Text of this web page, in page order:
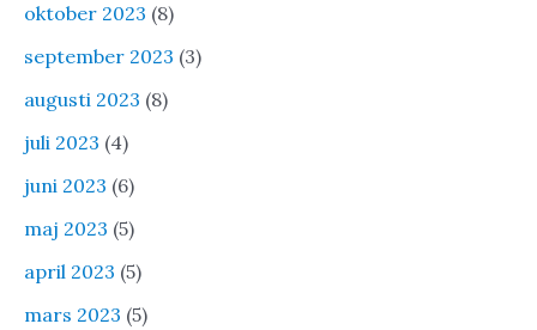
oktober 2023 (8)
september 2023 (3)
augusti 2023 (8)
juli 2023 (4)
juni 2023 (6)
maj 2023 (5)
april 2023 (5)
mars 2023 (5)